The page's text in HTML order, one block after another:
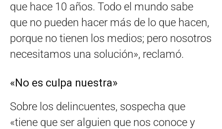
que hace 10 años. Todo el mundo sabe
que no pueden hacer más de lo que hacen,
porque no tienen los medios; pero nosotros
necesitamos una solución», reclamó.
«No es culpa nuestra»
Sobre los delincuentes, sospecha que
«tiene que ser alguien que nos conoce y